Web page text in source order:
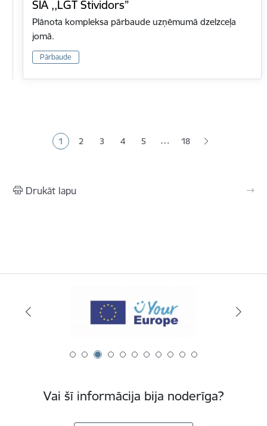
SIA ,,LGT Stividors”
Plānota kompleksa pārbaude uzņēmumā dzelzceļa
jomā.
Pārbaude
Pašreizējā lapa
1 Lapa
2 Lapa
3 Lapa
4 Lapa
5 … 18
Drukāt lapu
Vai šī informācija bija noderīga?